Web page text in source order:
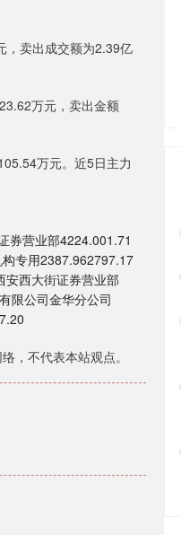
，卖出成交额为2.39亿
万元，卖出金额
万元。近5日主力
券营业部4224.001.71
专用2387.962797.17
西大街证券营业部
限公司金华分公司
，不代表本站观点。